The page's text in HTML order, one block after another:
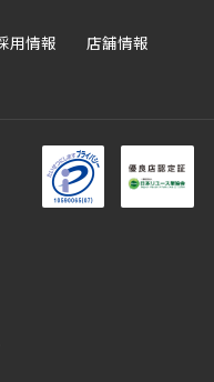
用情報 店舗情報